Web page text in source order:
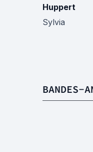
Huppert
Sylvia
BANDES-